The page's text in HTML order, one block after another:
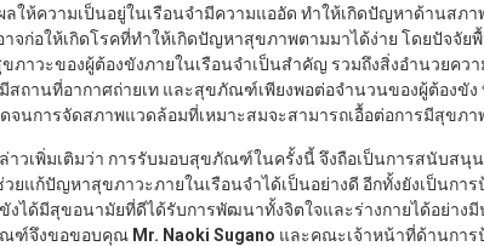
ลให้ความเป็นอยู่ในเรือนจำมีความแออัด ทำให้เกิดปัญหาด้านสภ
าจก่อให้เกิดโรคที่ทำให้เกิดปัญหาสุขภาพตามมาได้ง่าย โดยปัจ
ขภาวะของผู้ต้องขังภายในเรือนจำเป็นสำคัญ รวมถึงสิ่งอำนวยค
สถานที่อากาศถ่ายเท และสุขภัณฑ์เพียงพอต่อจำนวนของผู้ต้องขัง
จนการจัดสภาพแวดล้อมที่เหมาะสมจะสามารถเอื้อต่อการมีสุขภ
าวเพิ่มเติมว่า การรับมอบสุขภัณฑ์ในครั้งนี้ จึงถือเป็นการสนับส
วยแก้ปัญหาสุขภาวะภายในเรือนจำได้เป็นอย่างดี อีกทั้งยังเป็นกา
ขังได้มีสุขอนามัยที่ดีได้รับการพัฒนาทั้งจิตใจและร่างกายได้อย่า
ณฑ์จึงขอขอบคุณ Mr. Naoki Sugano และคณะเจ้าหน้าที่ด้านกา